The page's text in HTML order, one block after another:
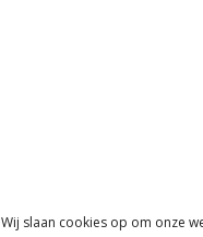
Wij slaan cookies op om onze